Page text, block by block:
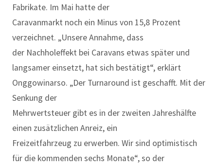
Fabrikate. Im Mai hatte der
Caravanmarkt noch ein Minus von 15,8 Prozent
verzeichnet. „Unsere Annahme, dass
der Nachholeffekt bei Caravans etwas später und
langsamer einsetzt, hat sich bestätigt“, erklärt
Onggowinarso. „Der Turnaround ist geschafft. Mit der
Senkung der
Mehrwertsteuer gibt es in der zweiten Jahreshälfte
einen zusätzlichen Anreiz, ein
Freizeitfahrzeug zu erwerben. Wir sind optimistisch
für die kommenden sechs Monate“, so der